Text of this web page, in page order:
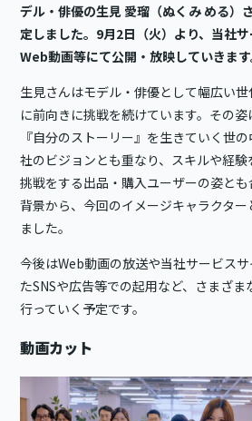
デル・俳優の生見 愛瑠（ぬくみ める）
定しました。9月2日（火）より、当社
Web動画等にて公開・放映していきます
生見さんはモデル・俳優として幅広い
に前向きに挑戦を続けています。その
『自分のストーリー』を生きていく世
社のビジョンとも重なり、スキルや経
挑戦をする出品・購入ユーザーの姿と
背景から、今回のイメージキャラクタ
ました。
今後はWeb動画の放送や当社サービス
たSNSや広告等での起用など、さまざ
行っていく予定です。
動画カット